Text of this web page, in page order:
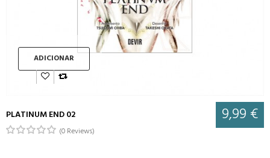
ADICIONAR
PLATINUM END 02 9,99 €
(0 Reviews)